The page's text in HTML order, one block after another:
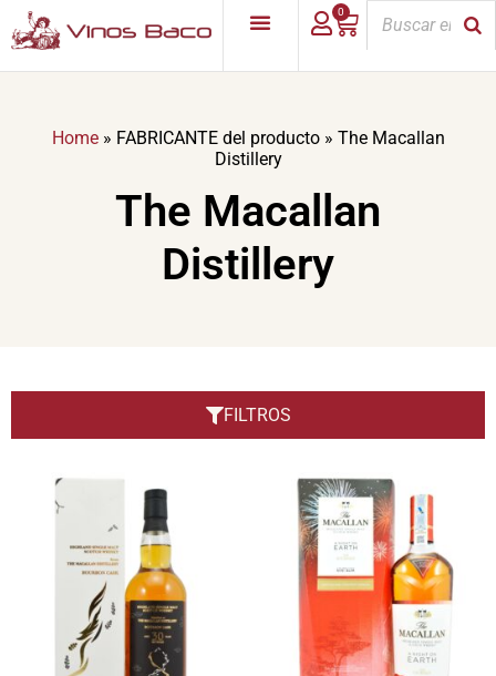
0
Home» FABRICANTE del producto» The Macallan
Distillery
The Macallan
Distillery
FILTROS